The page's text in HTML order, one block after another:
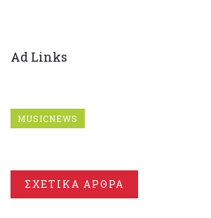
Ad Links
MUSICNEWS
ΣΧΕΤΙΚΑ ΑΡΘΡΑ